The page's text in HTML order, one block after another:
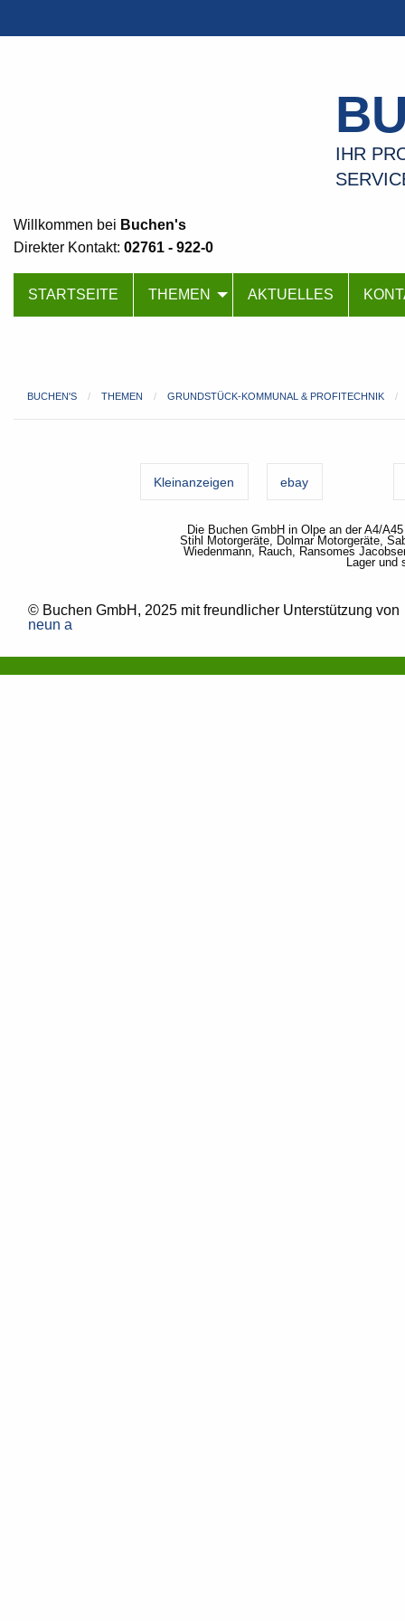
IHR
Willkommen bei Buchen's
Direkter Kontakt: 02761 - 922-0
STARTSEITE THEMEN AKTUELLES
BUCHEN'S THEMEN GRUNDSTÜCK-KOMMUNAL & PROFITECHNIK
Kleinanzeigen ebay
Die Buchen GmbH in Olpe an der A4/
Stihl Motorgeräte, Dolmar Motorgeräte,
Wiedenmann, Rauch, Ransomes
Lager und
© Buchen GmbH, 2025 mit freundlicher Unterstützung von
neun a